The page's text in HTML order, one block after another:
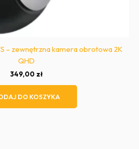
– zewnętrzna kamera obrotowa 2K
QHD
349,00 zł
DO KOSZYKA